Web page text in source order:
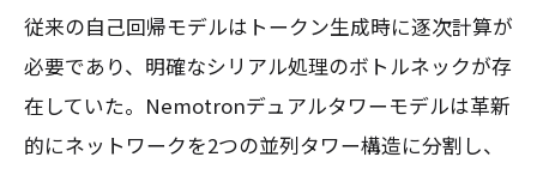
従来の自己回帰モデルはトークン生成時に逐次計算が
必要であり、明確なシリアル処理のボトルネックが存
在していた。Nemotronデュアルタワーモデルは革新
的にネットワークを2つの並列タワー構造に分割し、